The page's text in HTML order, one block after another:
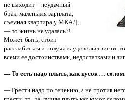
не выходит – неудачный
брак, маленькая зарплата,
съемная квартира у МКАД,
— то жизнь не удалась?!
Может быть, стоит
расслабиться и получать удовольствие от
всеми ее достоинствами, недостатками и
— То есть надо плыть, как кусок …
— Грести надо по течению, а не против